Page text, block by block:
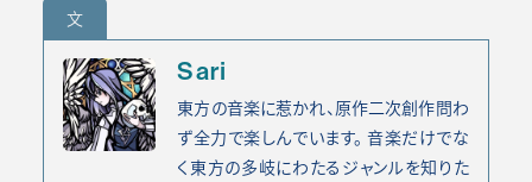
文
Sari
東方の音楽に惹かれ、原作二次創作問わ
ず全力で楽しんでいます。 音楽だけでな
く東方の多岐にわたるジャンルを知りた